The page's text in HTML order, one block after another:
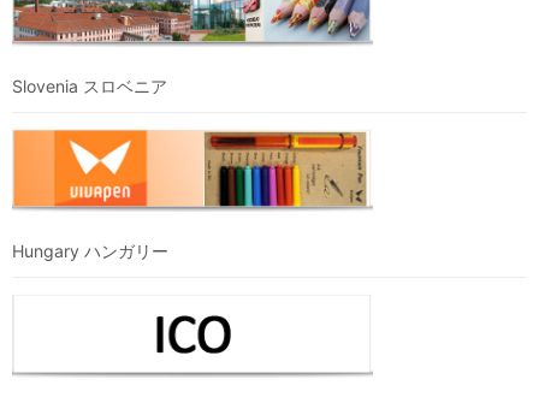
Slovenia スロベニア
Hungary ハンガリー